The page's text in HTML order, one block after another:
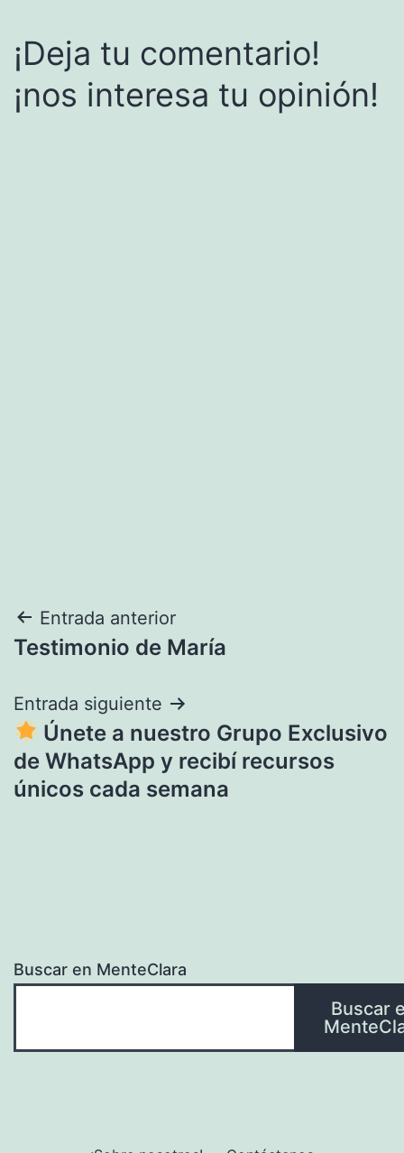
¡Deja tu comentario!
¡nos interesa tu opinión!
Navegación
de
entradas
Entrada anterior
Testimonio de María
Entrada siguiente
Únete a nuestro Grupo Exclusivo
de WhatsApp y recibí recursos
únicos cada semana
Buscar en MenteClara
Buscar